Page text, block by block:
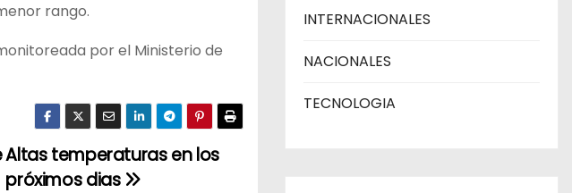
rango.
por el Ministerio de
Altas temperaturas en los
próximos dias
INTERNACIONALES
NACIONALES
TECNOLOGIA